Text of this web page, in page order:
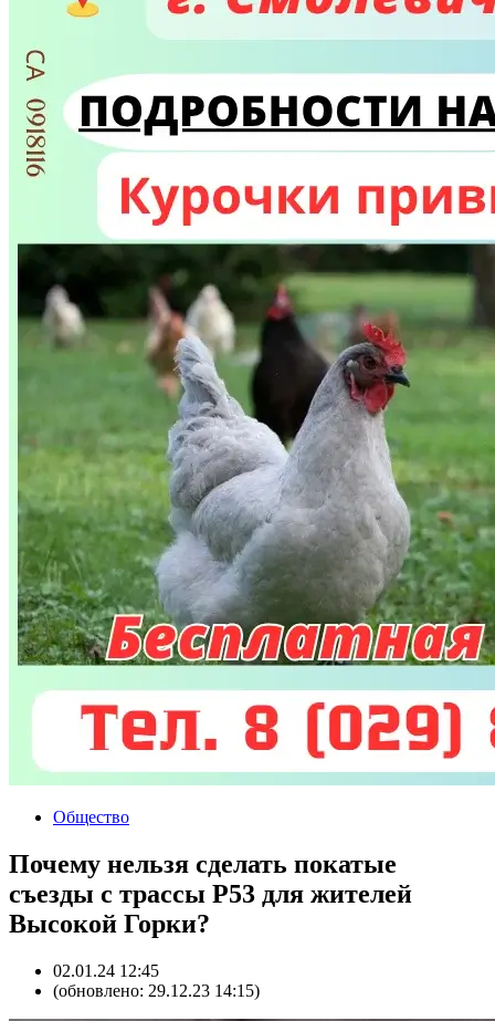
Общество
Почему нельзя сделать покатые
съезды с трассы Р53 для жителей
Высокой Горки?
02.01.24 12:45
(обновлено: 29.12.23 14:15)